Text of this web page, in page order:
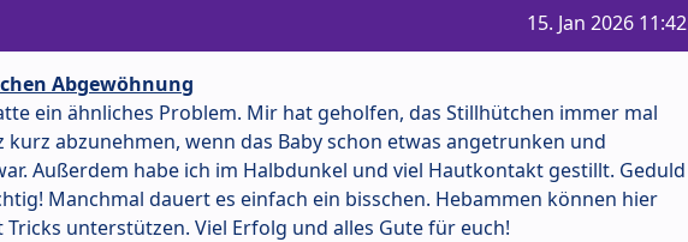
15. Jan 2026 11:42
Abgewöhnung
ein ähnliches Problem. Mir hat geholfen, das Stillhütchen immer mal
kurz abzunehmen, wenn das Baby schon etwas angetrunken und
Außerdem habe ich im Halbdunkel und viel Hautkontakt gestillt. Geduld
Manchmal dauert es einfach ein bisschen. Hebammen können hier
unterstützen. Viel Erfolg und alles Gute für euch!